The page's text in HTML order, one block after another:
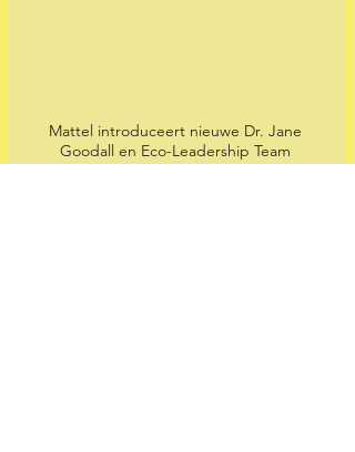
Mattel introduceert nieuwe Dr. Jane
Goodall en Eco-Leadership Team
gecertificeerd CarbonNeutral® poppen